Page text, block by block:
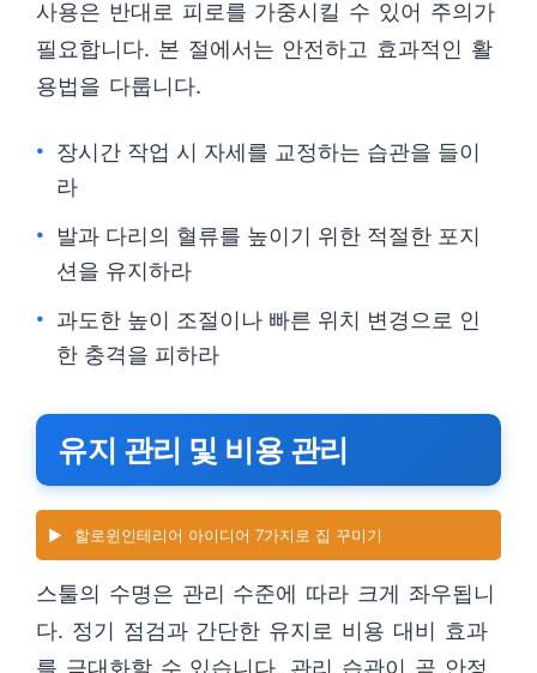
사용은 반대로 피로를 가중시킬 수 있어 주의가
필요합니다. 본 절에서는 안전하고 효과적인 활
용법을 다룹니다.
장시간 작업 시 자세를 교정하는 습관을 들이
라
발과 다리의 혈류를 높이기 위한 적절한 포지
션을 유지하라
과도한 높이 조절이나 빠른 위치 변경으로 인
한 충격을 피하라
유지 관리 및 비용 관리
▶️ 할로윈인테리어 아이디어 7가지로 집 꾸미기
스툴의 수명은 관리 수준에 따라 크게 좌우됩니
다. 정기 점검과 간단한 유지로 비용 대비 효과
를 극대화할 수 있습니다. 관리 습관이 곧 안정